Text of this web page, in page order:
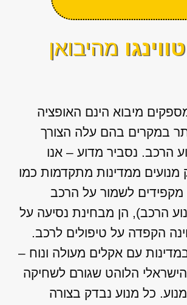
מהיבואן
מיבוא הינם האופציה
במקרים בהם עלה הצורך
הרכב. נסביר מדוע – אנו
ממדינות מתקדמות כמו
מקפידים לשמור על הרכב
הרכב), הן מבחינת נסיעה על
הקפדה על טיפולים לרכב.
עם אקלים מעולה ונוח –
הלוהט שגורם לשחיקה
כל מנוע נבדק בצורה